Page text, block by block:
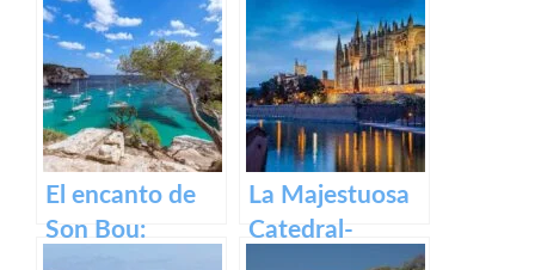
El encanto de
Son Bou:
La Majestuosa
Catedral-
Basílica de